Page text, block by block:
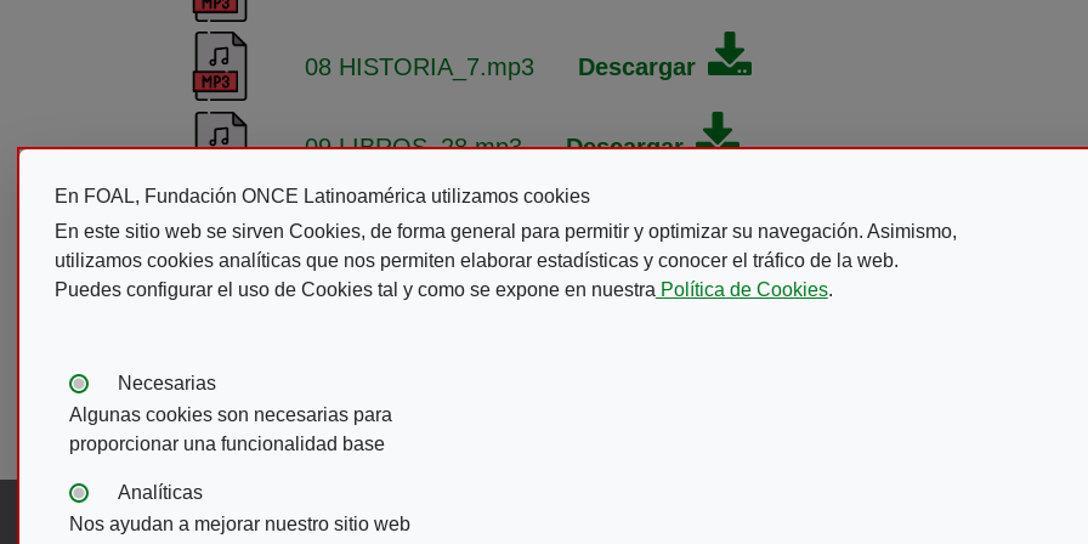
En FOAL, Fundación ONCE Latinoamérica utilizamos cookies
En este sitio web se sirven Cookies, de forma general para permitir y optimizar su navegación. Asimismo,
utilizamos cookies analíticas que nos permiten elaborar estadísticas y conocer el tráfico de la web.
Puedes configurar el uso de Cookies tal y como se expone en nuestra Política de Cookies.
Tipos de cookies:
Necesarias
Algunas cookies son necesarias para
proporcionar una funcionalidad base
Analíticas
Nos ayudan a mejorar nuestro sitio web
08 HISTORIA_7.mp3 Descargar
09 LIBROS_28.mp3 Descargar
Síguenos en: